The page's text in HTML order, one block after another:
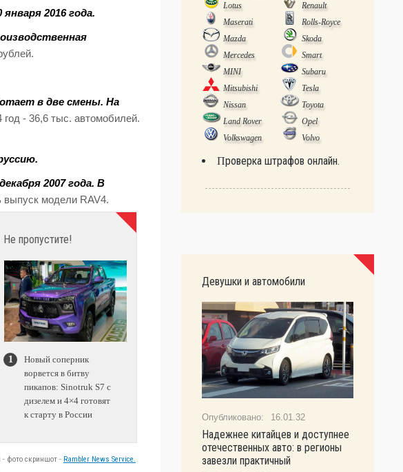
2016 года.
в две смены. На
год - 36,6 тыс. автомобилей.
2007 года. В
выпуск модели RAV4.
Не пропустите!
Новый соперник
ворвется в битву
пикапов: Sinotruk S7 с
дизелем и 4×4 готовят
к старту в России
- фото скриншот - Rambler News Service.
Lotus
Renault
Maserati
Rolls-Royce
Mazda
Skoda
Mercedes
Smart
MINI
Subaru
Mitsubishi
Tesla
Nissan
Toyota
Land Rover
Opel
Volkswagen
Volvo
Проверка штрафов онлайн.
Девушки и автомобили
16.01.32
Надежнее китайцев и доступнее
отечественных авто: в регионы
завезли практичный